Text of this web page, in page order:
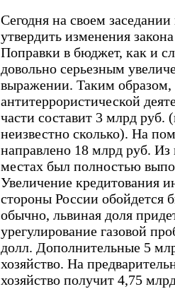
Сегодня на своем
утвердить изменения
Поправки в бюджет, как и
довольно серьезным
выражении. Таким
антитеррористической
части составит 3 млрд руб.
неизвестно сколько). На
направлено 18 млрд руб.
местах был полностью
Увеличение кредитования
стороны России обойдется
обычно, львиная доля
урегулирование газовой
долл. Дополнительные 5
хозяйство. На
хозяйство получит 4,75